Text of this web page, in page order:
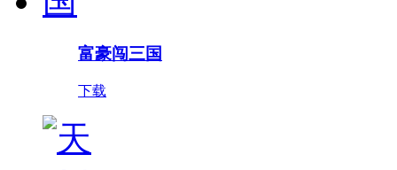
富豪闯三国
下载